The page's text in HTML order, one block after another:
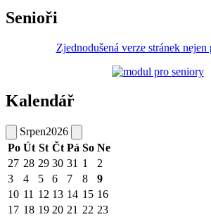
Senioři
Zjednodušená verze stránek nejen
Kalendář
Srpen2026
Po Út St Čt Pá So Ne
27 28 29 30 31 1
2
3
4 5 6 7 8
9
10 11 12 13 14 15 16
17 18 19 20 21 22 23